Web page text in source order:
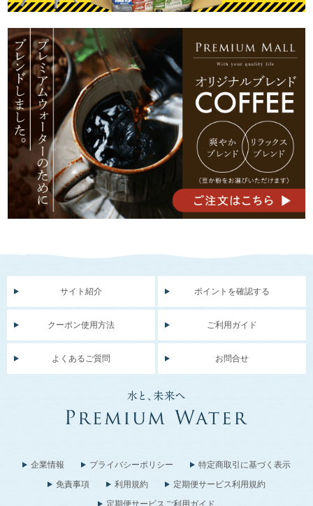
サイト紹介 ポイントを確認する
クーポン使用方法 ご利用ガイド
よくあるご質問 お問合せ
企業情報 プライバシーポリシー
特定商取引に基づく表示
免責事項
利用規約
定期便サービス利用規約